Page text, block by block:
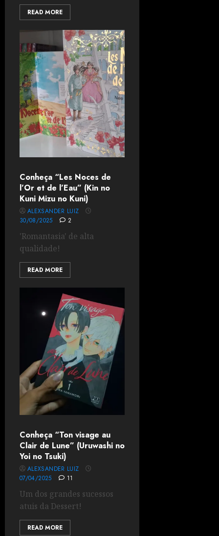
READ MORE
Conheça “Les Noces de
l’Or et de l’Eau” (Kin no
Kuni Mizu no Kuni)
ALEXSANDER LUIZ
30/08/2025
2
'Romantasia' de alta
qualidade!
READ MORE
Conheça “Ton visage au
Clair de Lune” (Uruwashi no
Yoi no Tsuki)
ALEXSANDER LUIZ
07/04/2025
11
Um dos grandes sucessos
atuis da Dessert!
READ MORE